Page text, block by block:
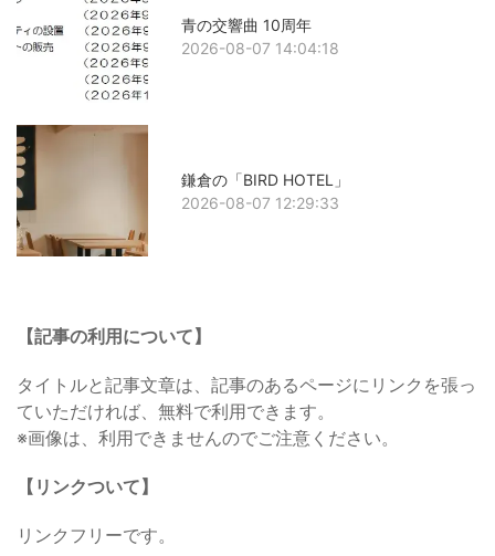
青の交響曲 10周年
2026-08-07 14:04:18
鎌倉の「BIRD HOTEL」
2026-08-07 12:29:33
【記事の利用について】
タイトルと記事文章は、記事のあるページにリンクを張っ
ていただければ、無料で利用できます。
※画像は、利用できませんのでご注意ください。
【リンクついて】
リンクフリーです。